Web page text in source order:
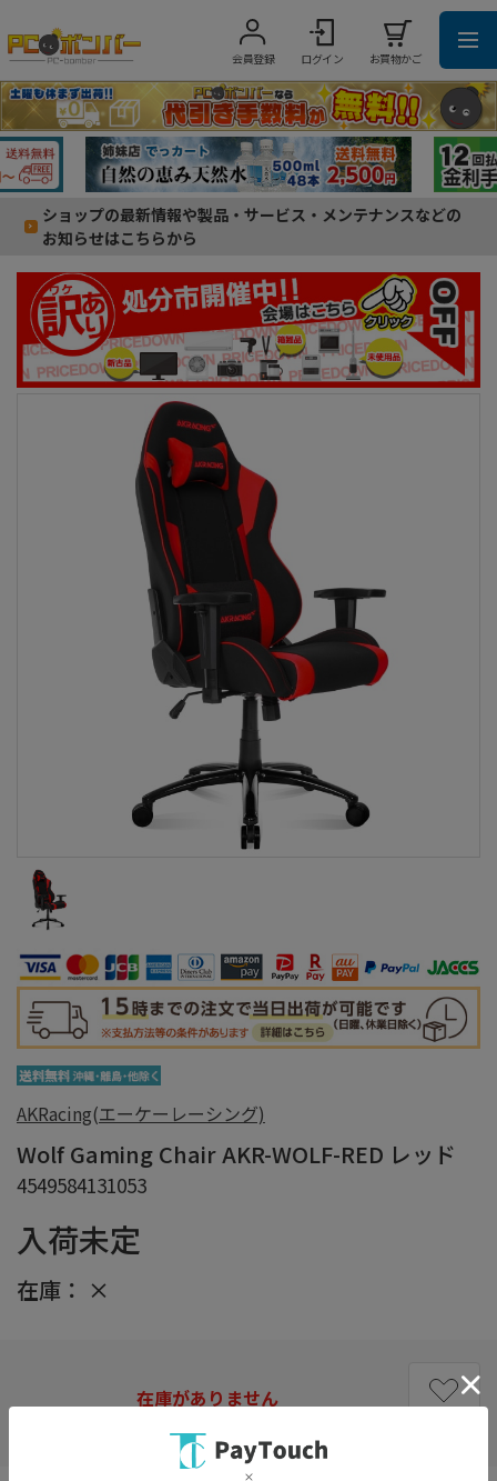
会員登録 ログイン お買物かご
ショップの最新情報や製品・サービス・メンテナンスなどの
お知らせはこちらから
AKRacing(エーケーレーシング)
Wolf Gaming Chair AKR-WOLF-RED レッド
4549584131053
入荷未定
在庫： ×
在庫がありません